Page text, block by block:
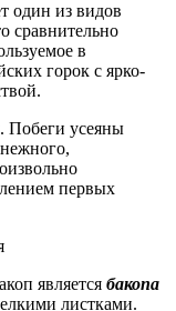
один из видов
сравнительно
в
горок с ярко-
Побеги усеяны
первых
является бакопа
листками.